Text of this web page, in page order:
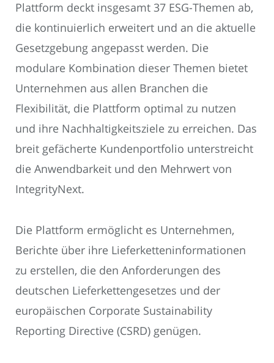
Plattform deckt insgesamt 37 ESG-Themen ab,
die kontinuierlich erweitert und an die aktuelle
Gesetzgebung angepasst werden. Die
modulare Kombination dieser Themen bietet
Unternehmen aus allen Branchen die
Flexibilität, die Plattform optimal zu nutzen
und ihre Nachhaltigkeitsziele zu erreichen. Das
breit gefächerte Kundenportfolio unterstreicht
die Anwendbarkeit und den Mehrwert von
IntegrityNext.
Die Plattform ermöglicht es Unternehmen,
Berichte über ihre Lieferketteninformationen
zu erstellen, die den Anforderungen des
deutschen Lieferkettengesetzes und der
europäischen Corporate Sustainability
Reporting Directive (CSRD) genügen.